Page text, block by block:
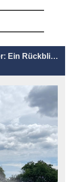
Satzbälle, Sonnenschein und Zeltlager: Ein Rückblick auf unsere unvergesslichen Sommer-Tenniscamps